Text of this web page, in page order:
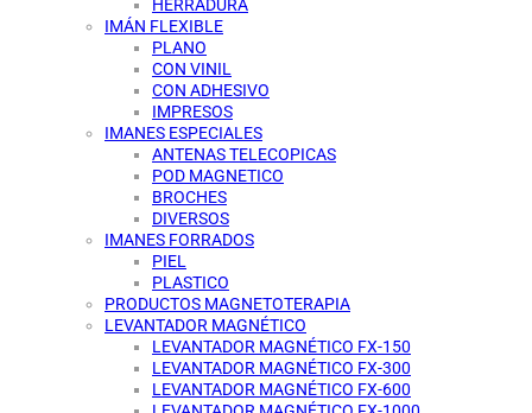
HERRADURA
IMÁN FLEXIBLE
PLANO
CON VINIL
CON ADHESIVO
IMPRESOS
IMANES ESPECIALES
ANTENAS TELECOPICAS
POD MAGNETICO
BROCHES
DIVERSOS
IMANES FORRADOS
PIEL
PLASTICO
PRODUCTOS MAGNETOTERAPIA
LEVANTADOR MAGNÉTICO
LEVANTADOR MAGNÉTICO FX-150
LEVANTADOR MAGNÉTICO FX-300
LEVANTADOR MAGNÉTICO FX-600